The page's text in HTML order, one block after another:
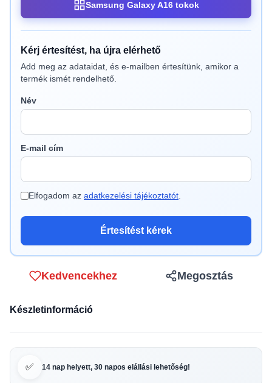
Samsung Galaxy A16 tokok
Kérj értesítést, ha újra elérhető
Add meg az adataidat, és e-mailben értesítünk, amikor a
termék ismét rendelhető.
Név
E-mail cím
Elfogadom az adatkezelési tájékoztatót
Értesítést kérek
Kedvencekhez Megosztás
Készletinformáció
✅ 14 nap helyett, 30 napos elállási lehetőség!